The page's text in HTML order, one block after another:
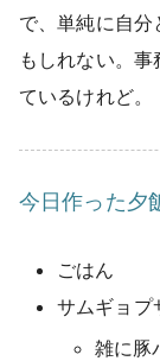
で、単純に自
もしれない。
ているけれど。
今日作った夕
ごはん
サムギョプ
雑に豚